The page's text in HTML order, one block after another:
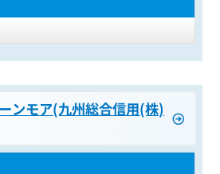
ンモア(九州総合信用(株)